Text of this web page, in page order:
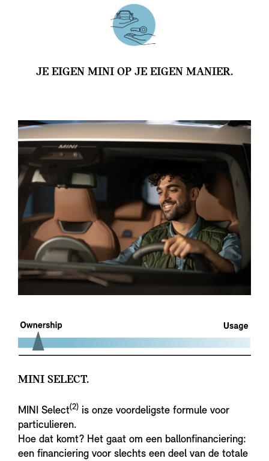
JE EIGEN MINI OP JE EIGEN MANIER.
MINI SELECT.
MINI Select(2) is onze voordeligste formule voor
particulieren.
Hoe dat komt? Het gaat om een ballonfinanciering:
een financiering voor slechts een deel van de totale